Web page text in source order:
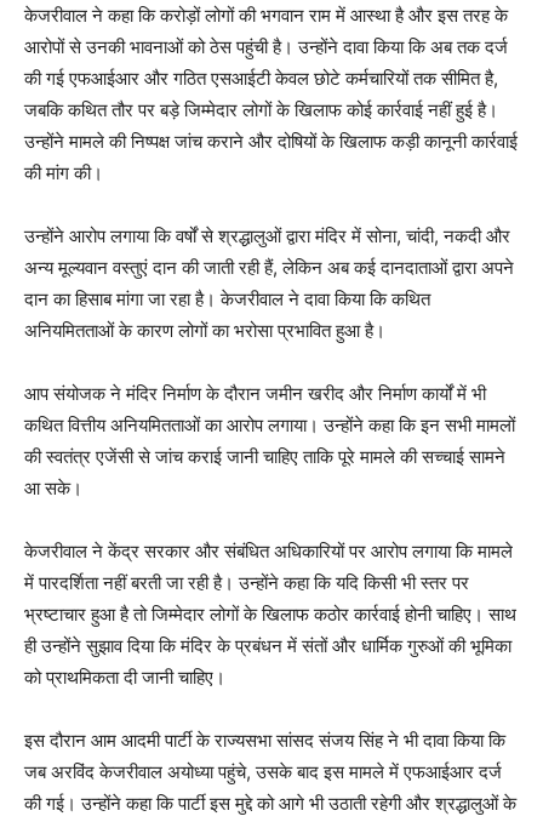
केजरीवाल ने कहा कि करोड़ों लोगों की भगवान राम में आस्था है और इस तरह के
आरोपों से उनकी भावनाओं को ठेस पहुंची है। उन्होंने दावा किया कि अब तक दर्ज
की गई एफआईआर और गठित एसआईटी केवल छोटे कर्मचारियों तक सीमित है,
जबकि कथित तौर पर बड़े जिम्मेदार लोगों के खिलाफ कोई कार्रवाई नहीं हुई है।
उन्होंने मामले की निष्पक्ष जांच कराने और दोषियों के खिलाफ कड़ी कानूनी कार्रवाई
की मांग की।
उन्होंने आरोप लगाया कि वर्षों से श्रद्धालुओं द्वारा मंदिर में सोना, चांदी, नकदी और
अन्य मूल्यवान वस्तुएं दान की जाती रही हैं, लेकिन अब कई दानदाताओं द्वारा अपने
दान का हिसाब मांगा जा रहा है। केजरीवाल ने दावा किया कि कथित
अनियमितताओं के कारण लोगों का भरोसा प्रभावित हुआ है।
आप संयोजक ने मंदिर निर्माण के दौरान जमीन खरीद और निर्माण कार्यों में भी
कथित वित्तीय अनियमितताओं का आरोप लगाया। उन्होंने कहा कि इन सभी मामलों
की स्वतंत्र एजेंसी से जांच कराई जानी चाहिए ताकि पूरे मामले की सच्चाई सामने
आ सके।
केजरीवाल ने केंद्र सरकार और संबंधित अधिकारियों पर आरोप लगाया कि मामले
में पारदर्शिता नहीं बरती जा रही है। उन्होंने कहा कि यदि किसी भी स्तर पर
भ्रष्टाचार हुआ है तो जिम्मेदार लोगों के खिलाफ कठोर कार्रवाई होनी चाहिए। साथ
ही उन्होंने सुझाव दिया कि मंदिर के प्रबंधन में संतों और धार्मिक गुरुओं की भूमिका
को प्राथमिकता दी जानी चाहिए।
इस दौरान आम आदमी पार्टी के राज्यसभा सांसद संजय सिंह ने भी दावा किया कि
जब अरविंद केजरीवाल अयोध्या पहुंचे, उसके बाद इस मामले में एफआईआर दर्ज
की गई। उन्होंने कहा कि पार्टी इस मुद्दे को आगे भी उठाती रहेगी और श्रद्धालुओं के